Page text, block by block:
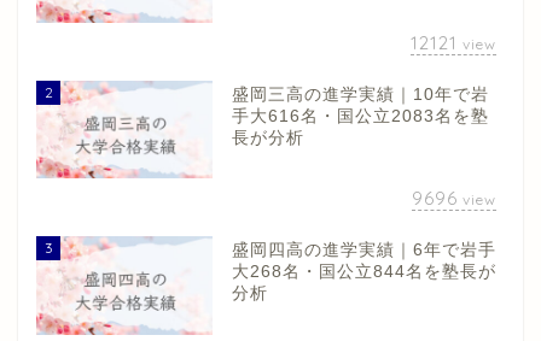
12121 view
2
盛岡三高の進学実績｜10年で岩
手大616名・国公立2083名を塾
長が分析
9696 view
3
盛岡四高の進学実績｜6年で岩手
大268名・国公立844名を塾長が
分析